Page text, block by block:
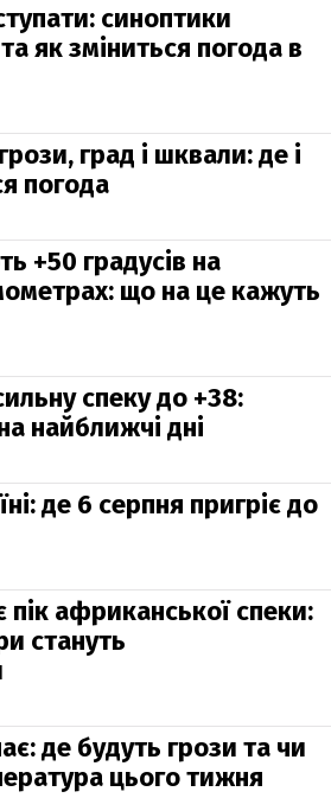
синоптики
як зміниться погода в
град і шквали: де і
погода
+50 градусів на
що на це кажуть
спеку до +38:
найближчі дні
де 6 серпня пригріє до
пік африканської спеки:
стануть
де будуть грози та чи
цього тижня